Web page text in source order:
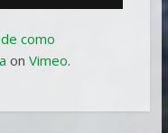
como
on Vimeo.